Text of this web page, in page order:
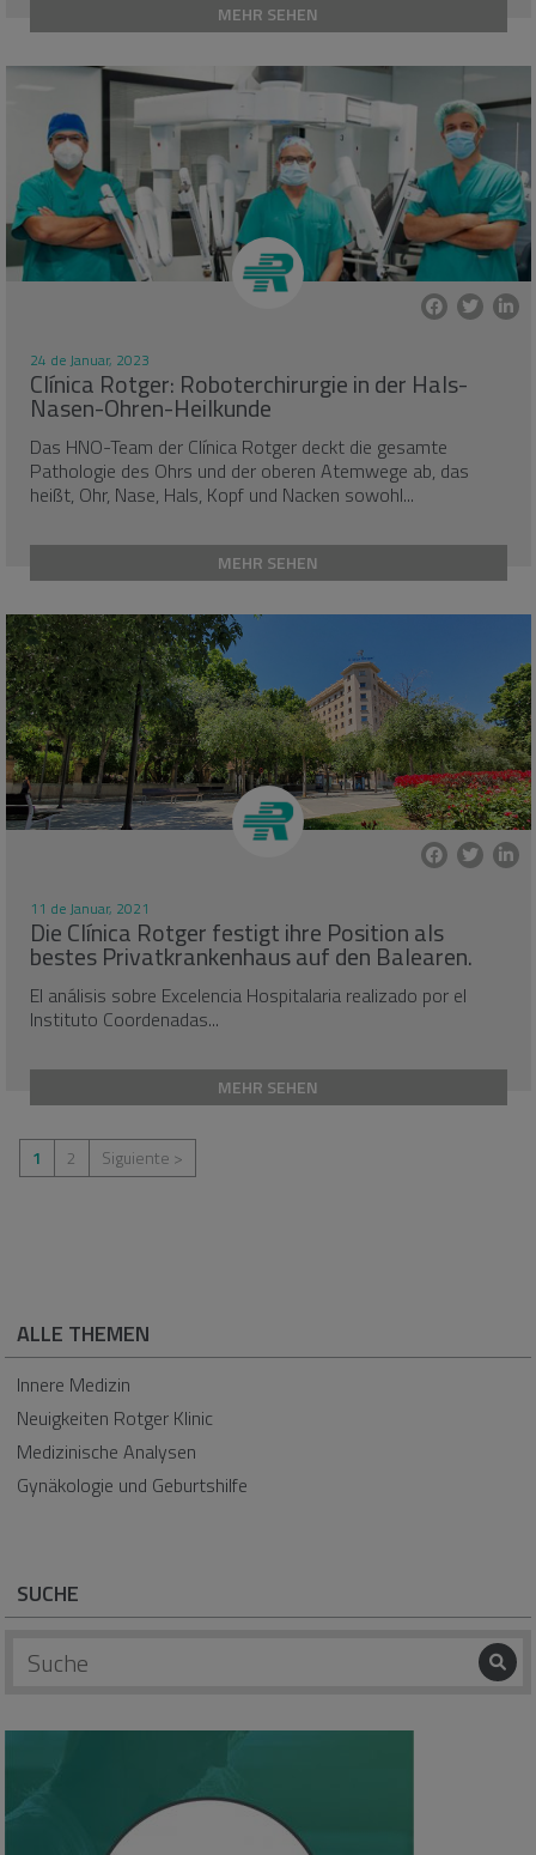
MEHR SEHEN
24 de Januar, 2023
Clínica Rotger: Roboterchirurgie in der Hals-
Nasen-Ohren-Heilkunde
Das HNO-Team der Clínica Rotger deckt die gesamte
Pathologie des Ohrs und der oberen Atemwege ab, das
heißt, Ohr, Nase, Hals, Kopf und Nacken sowohl...
MEHR SEHEN
11 de Januar, 2021
Die Clínica Rotger festigt ihre Position als
bestes Privatkrankenhaus auf den Balearen.
El análisis sobre Excelencia Hospitalaria realizado por el
Instituto Coordenadas...
MEHR SEHEN
Seitennummerierung
1 2 Siguiente >
ALLE THEMEN
Innere Medizin
Neuigkeiten Rotger Klinic
Medizinische Analysen
Gynäkologie und Geburtshilfe
SUCHE